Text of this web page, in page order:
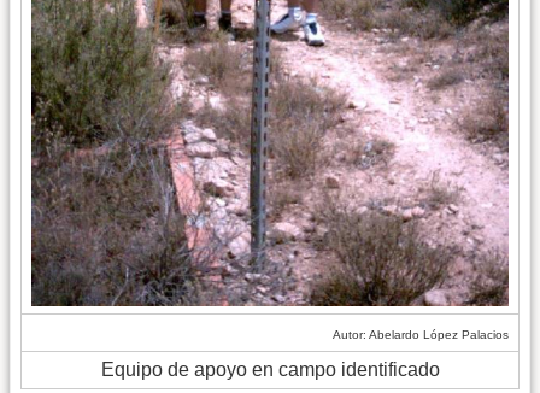
Autor: Abelardo López Palacios
Equipo de apoyo en campo identificado